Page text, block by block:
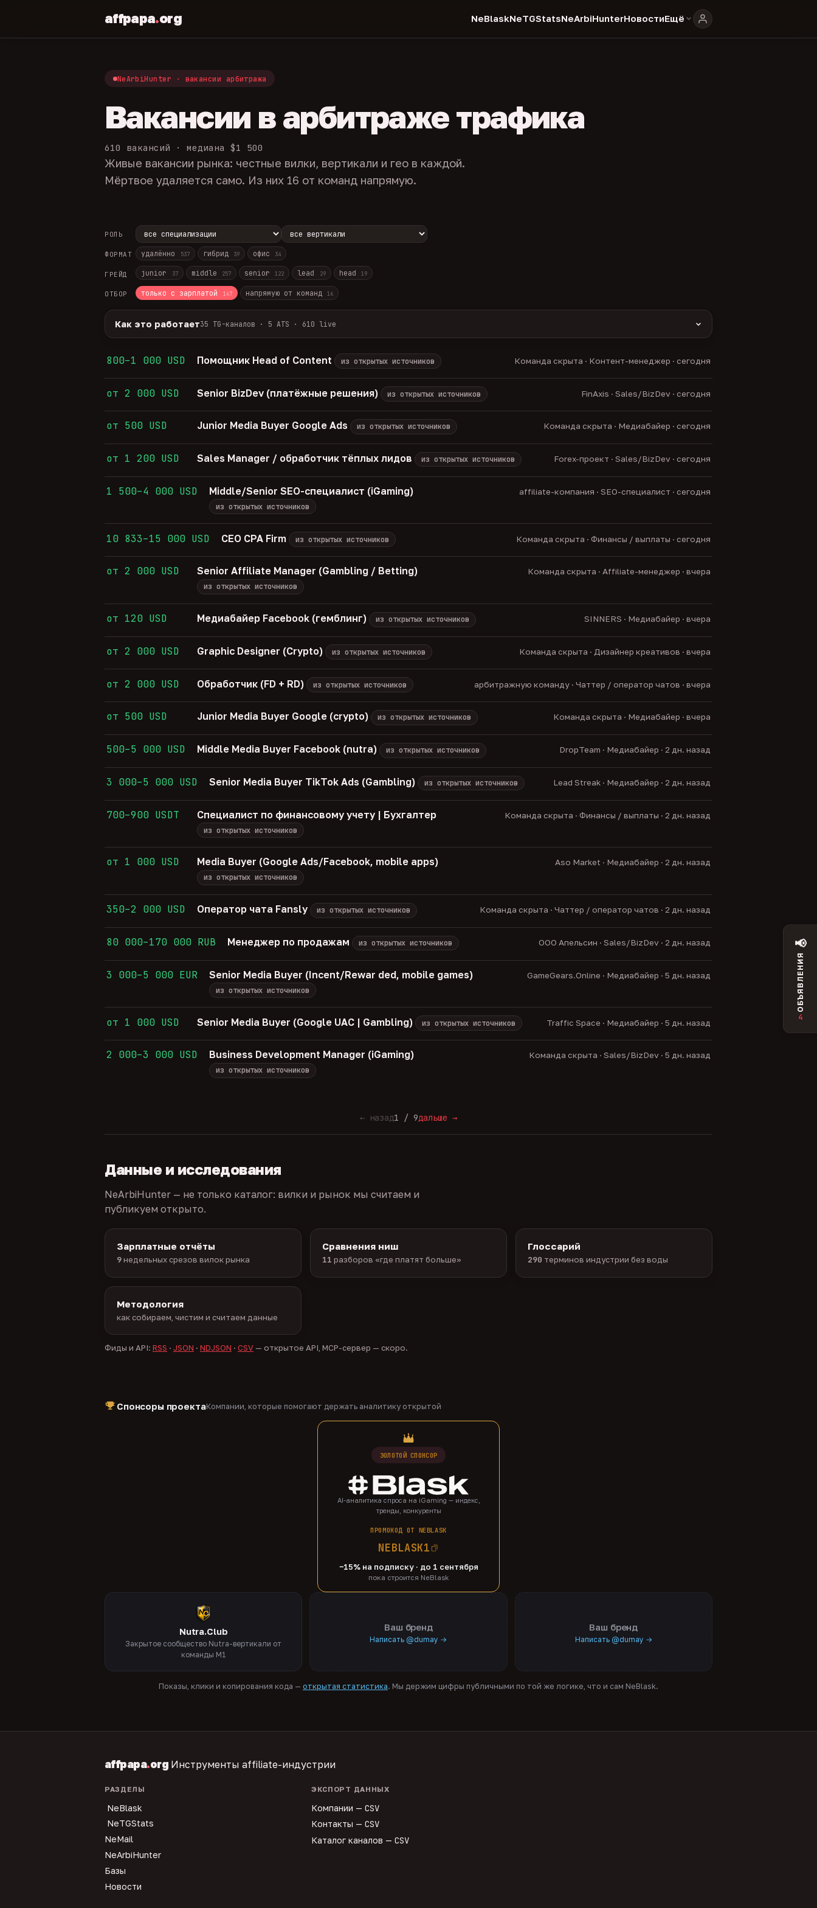
affpapa.org NeBlaskNeTGStatsNeArbiHunterНовостиЕщё
NeArbiHunter · вакансии арбитража
Вакансии в арбитраже трафика
610 вакансий · медиана $1 500
Живые вакансии рынка: честные вилки, вертикали и гео в каждой.
Мёртвое удаляется само. Из них 16 от команд напрямую.
РОЛЬ
ФОРМАТ удалённо 537 гибрид 39 офис 34
ГРЕЙД junior 37 middle 257 senior 122 lead 29 head 19
ОТБОР только с зарплатой 167 напрямую от команд 16
Как это работает35 TG-каналов · 5 ATS · 610 live
Разбор:
нейронка разбирает сырец каждые 30 минут — роль, вертикаль, формат, вилка, грейд.
без предоплат и взносов, без обещаний гарантированного дохода, без увода в сторонние боты.
протухшее удаляется автоматически через 30 дней.
вакансий live — методология
800–1 000 USD Помощник Head of Content из открытых источников Команда скрыта · Контент-менеджер · сегодня
от 2 000 USD Senior BizDev (платёжные решения) из открытых источников FinAxis · Sales/BizDev · сегодня
от 500 USD Junior Media Buyer Google Ads из открытых источников Команда скрыта · Медиабайер · сегодня
от 1 200 USD Sales Manager / обработчик тёплых лидов из открытых источников Forex-проект · Sales/BizDev · сегодня
1 500–4 000 USD Middle/Senior SEO-специалист (iGaming)
из открытых источников
affiliate-компания · SEO-специалист · сегодня
10 833–15 000 USD CEO CPA Firm из открытых источников Команда скрыта · Финансы / выплаты · сегодня
от 2 000 USD Senior Affiliate Manager (Gambling / Betting)
из открытых источников
Команда скрыта · Affiliate-менеджер · вчера
от 120 USD Медиабайер Facebook (гемблинг) из открытых источников SINNERS · Медиабайер · вчера
от 2 000 USD Graphic Designer (Crypto) из открытых источников Команда скрыта · Дизайнер креативов · вчера
от 2 000 USD Обработчик (FD + RD) из открытых источников арбитражную команду · Чаттер / оператор чатов · вчера
от 500 USD Junior Media Buyer Google (crypto) из открытых источников Команда скрыта · Медиабайер · вчера
500–5 000 USD Middle Media Buyer Facebook (nutra) из открытых источников DropTeam · Медиабайер · 2 дн. назад
3 000–5 000 USD Senior Media Buyer TikTok Ads (Gambling) из открытых источников Lead Streak · Медиабайер · 2 дн. назад
700–900 USDT Специалист по финансовому учету | Бухгалтер
из открытых источников
Команда скрыта · Финансы / выплаты · 2 дн. назад
от 1 000 USD Media Buyer (Google Ads/Facebook, mobile apps)
из открытых источников
Aso Market · Медиабайер · 2 дн. назад
350–2 000 USD Оператор чата Fansly из открытых источников Команда скрыта · Чаттер / оператор чатов · 2 дн. назад
80 000–170 000 RUB Менеджер по продажам из открытых источников ООО Апельсин · Sales/BizDev · 2 дн. назад
3 000–5 000 EUR Senior Media Buyer (Incent/Rewar ded, mobile games)
из открытых источников
GameGears.Online · Медиабайер · 5 дн. назад
от 1 000 USD Senior Media Buyer (Google UAC | Gambling) из открытых источников Traffic Space · Медиабайер · 5 дн. назад
2 000–3 000 USD Business Development Manager (iGaming)
из открытых источников
Команда скрыта · Sales/BizDev · 5 дн. назад
← назад1 / 9дальше →
Данные и исследования
NeArbiHunter — не только каталог: вилки и рынок мы считаем и
публикуем открыто.
Зарплатные отчёты
9недельных срезов вилок рынка
Сравнения ниш
11 разборов «где платят больше»
Глоссарий
290 терминов индустрии без воды
Методология
как собираем, чистим и считаем данные
Фиды и API: RSS · JSON · NDJSON · CSV — открытое API, MCP-сервер — скоро.
📢
ОБЪЯВЛЕНИЯ
4
Спонсоры проектаКомпании, которые помогают держать аналитику открытой
ЗОЛОТОЙ СПОНСОР
AI-аналитика спроса на iGaming — индекс,
тренды, конкуренты
ПРОМОКОД ОТ NEBLASK
NEBLASK1
−15% на подписку · до 1 сентября
пока строится NeBlask
Nutra.Club
Закрытое сообщество Nutra-вертикали от
команды M1
Ваш бренд
Написать @dumay →
Ваш бренд
Написать @dumay →
Показы, клики и копирования кода — открытая статистика. Мы держим цифры публичными по той же логике, что и сам NeBlask.
affpapa.org Инструменты affiliate-индустрии
РАЗДЕЛЫ
NeBlask
NeTGStats
NeMail
NeArbiHunter
Базы
Новости
ЭКСПОРТ ДАННЫХ
Компании — CSV
Контакты — CSV
Каталог каналов — CSV